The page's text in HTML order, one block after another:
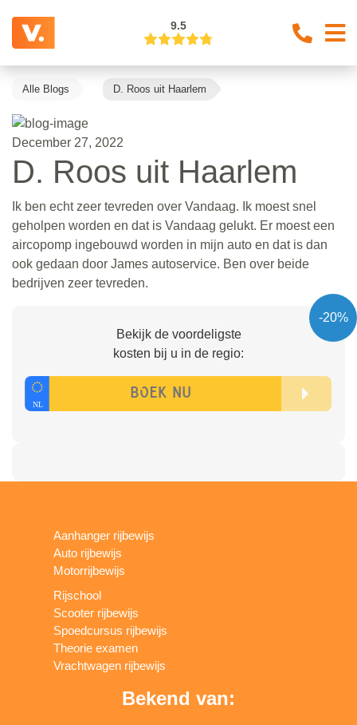
9.5
Alle Blogs D. Roos uit Haarlem
December 27, 2022
D. Roos uit Haarlem
Ik ben echt zeer tevreden over Vandaag. Ik moest snel
geholpen worden en dat is Vandaag gelukt. Er moest een
aircopomp ingebouwd worden in mijn auto en dat is dan
ook gedaan door James autoservice. Ben over beide
bedrijven zeer tevreden.
-20%
Bekijk de voordeligste
kosten bij u in de regio:
Aanhanger rijbewijs
Auto rijbewijs
Motorrijbewijs
Rijschool
Scooter rijbewijs
Spoedcursus rijbewijs
Theorie examen
Vrachtwagen rijbewijs
Bekend van: